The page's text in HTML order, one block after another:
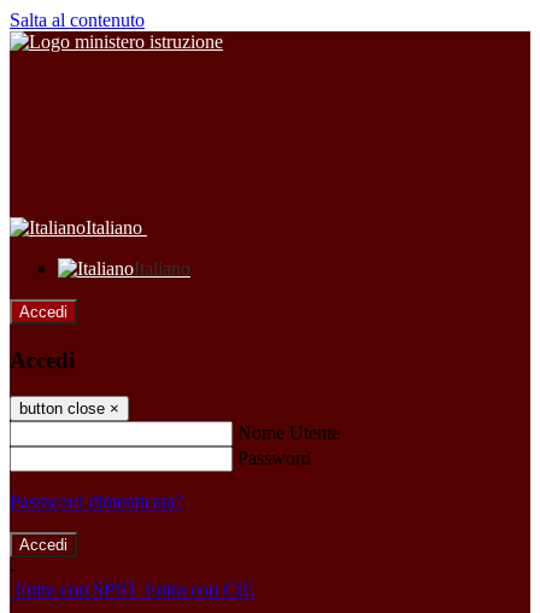
Salta al contenuto
Italiano
Italiano
Accedi
Accedi
button close ×
Nome Utente
Password
Password dimenticata?
-
Entra con SPID Entra con CIE